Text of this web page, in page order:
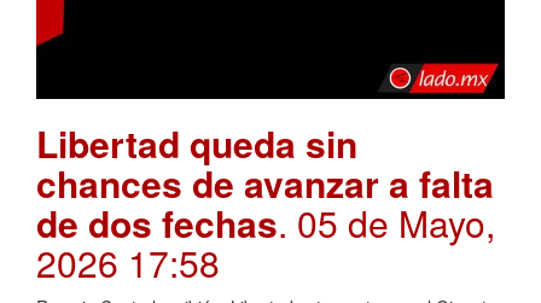
Libertad queda sin
chances de avanzar a falta
de dos fechas. 05 de Mayo,
2026 17:58